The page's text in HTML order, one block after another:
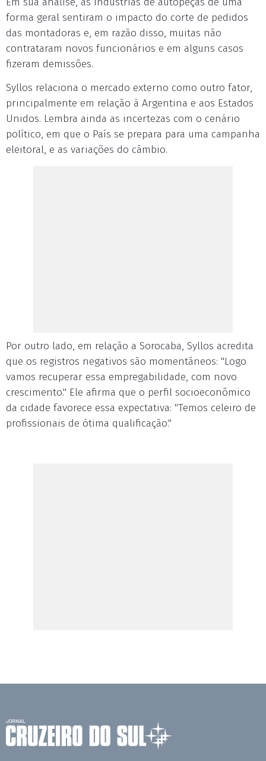
forma geral sentiram o impacto do corte de pedidos
das montadoras e, em razão disso, muitas não
contrataram novos funcionários e em alguns casos
fizeram demissões.
Syllos relaciona o mercado externo como outro fator,
principalmente em relação à Argentina e aos Estados
Unidos. Lembra ainda as incertezas com o cenário
político, em que o País se prepara para uma campanha
eleitoral, e as variações do câmbio.
Por outro lado, em relação a Sorocaba, Syllos acredita
que os registros negativos são momentâneos: "Logo
vamos recuperar essa empregabilidade, com novo
crescimento." Ele afirma que o perfil socioeconômico
da cidade favorece essa expectativa: "Temos celeiro de
profissionais de ótima qualificação."